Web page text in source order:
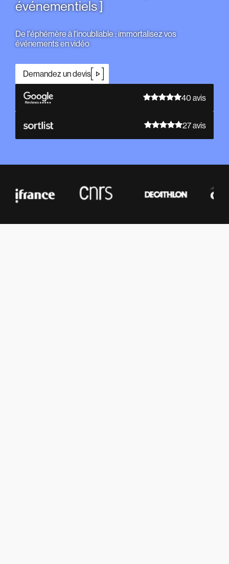
événementiels
De l'éphémère à l'inoubliable : immortalisez vos
événements en vidéo
Demandez un devis
40 avis
27 avis